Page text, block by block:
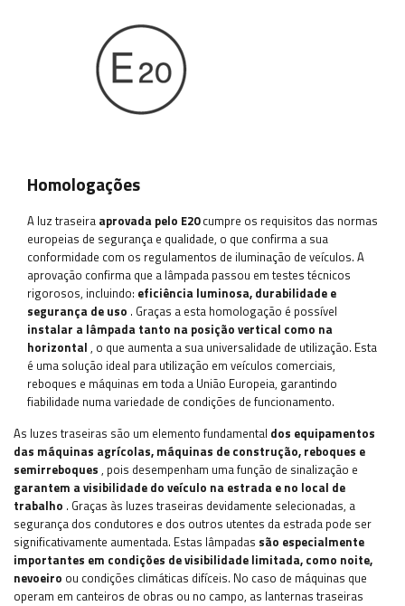
Homologações
A luz traseira aprovada pelo E20cumpre os requisitos das normas
europeias de segurança e qualidade, o que confirma a sua
conformidade com os regulamentos de iluminação de veículos. A
aprovação confirma que a lâmpada passou em testes técnicos
rigorosos, incluindo: eficiência luminosa, durabilidade e
segurança de uso . Graças a esta homologação é possível
instalar a lâmpada tanto na posição vertical como na
horizontal , o que aumenta a sua universalidade de utilização. Esta
é uma solução ideal para utilização em veículos comerciais,
reboques e máquinas em toda a União Europeia, garantindo
fiabilidade numa variedade de condições de funcionamento.
As luzes traseiras são um elemento fundamental dos equipamentos
das máquinas agrícolas, máquinas de construção, reboques e
semirreboques , pois desempenham uma função de sinalização e
garantem a visibilidade do veículo na estrada e no local de
trabalho . Graças às luzes traseiras devidamente selecionadas, a
segurança dos condutores e dos outros utentes da estrada pode ser
significativamente aumentada. Estas lâmpadas são especialmente
importantes em condições de visibilidade limitada, como noite,
nevoeiro ou condições climáticas difíceis. No caso de máquinas que
operam em canteiros de obras ou no campo, as lanternas traseiras